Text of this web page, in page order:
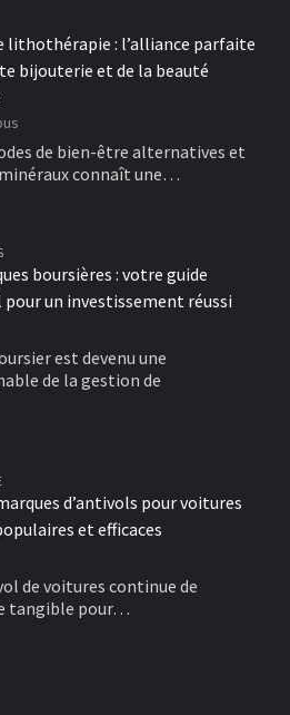
lithothérapie : l’alliance parfaite
bijouterie et de la beauté
de bien-être alternatives et
connaît une…
boursières : votre guide
un investissement réussi
est devenu une
de la gestion de
d’antivols pour voitures
et efficaces
de voitures continue de
tangible pour…